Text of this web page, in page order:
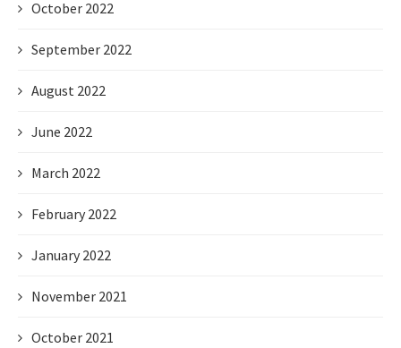
October 2022
September 2022
August 2022
June 2022
March 2022
February 2022
January 2022
November 2021
October 2021